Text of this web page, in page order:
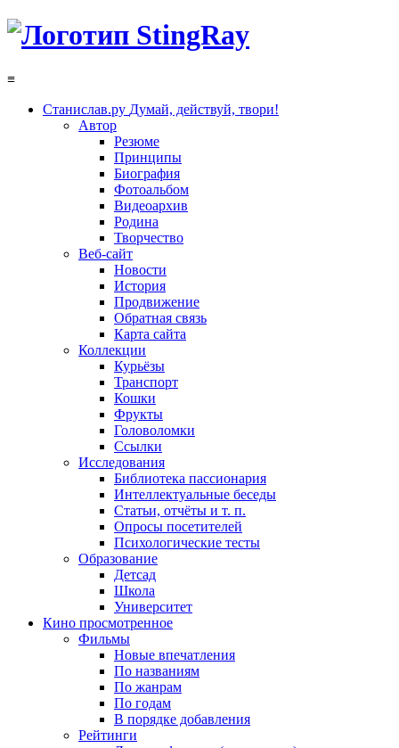
≡
Станислав.ру Думай, действуй, твори!
Автор
Резюме
Принципы
Биография
Фотоальбом
Видеоархив
Родина
Творчество
Веб-сайт
Новости
История
Продвижение
Обратная связь
Карта сайта
Коллекции
Курьёзы
Транспорт
Кошки
Фрукты
Головоломки
Ссылки
Исследования
Библиотека пассионария
Интеллектуальные беседы
Статьи, отчёты и т. п.
Опросы посетителей
Психологические тесты
Образование
Детсад
Школа
Университет
Кино просмотренное
Фильмы
Новые впечатления
По названиям
По жанрам
По годам
В порядке добавления
Рейтинги